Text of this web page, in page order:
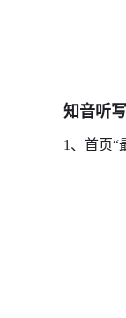
知音听
1、首页“